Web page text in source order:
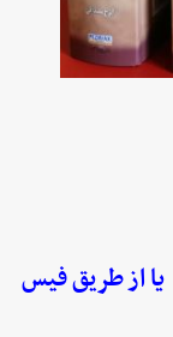
یا از طریق فیس